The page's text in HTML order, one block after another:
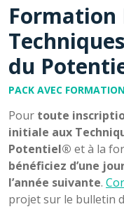
Formation
du
PACK AVEC
Pour toute
initiale aux
Potentiel® et à la
bénéficiez d’une
l’année suivante.
projet sur le bulletin